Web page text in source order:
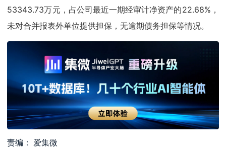
53343.73万元，占公司最近一期经审计净资产的22.68%，
未对合并报表外单位提供担保，无逾期债务担保等情况。
责编： 爱集微